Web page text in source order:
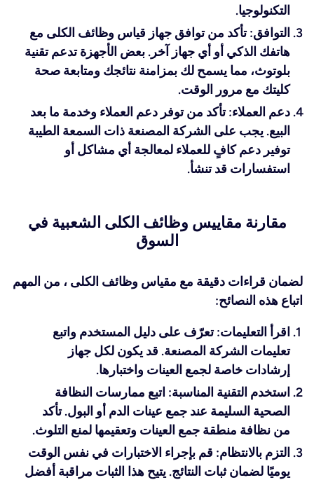
التكنولوجيا.
التوافق: تأكد من توافق جهاز قياس وظائف الكلى مع
هاتفك الذكي أو أي جهاز آخر. بعض الأجهزة تدعم تقنية
بلوتوث، مما يسمح لك بمزامنة نتائجك ومتابعة صحة
كليتك مع مرور الوقت.
دعم العملاء: تأكد من توفر دعم العملاء وخدمة ما بعد
البيع. يجب على الشركة المصنعة ذات السمعة الطيبة
توفير دعم كافٍ للعملاء لمعالجة أي مشاكل أو
استفسارات قد تنشأ.
مقارنة مقاييس وظائف الكلى الشعبية في
السوق
لضمان قراءات دقيقة مع مقياس وظائف الكلى ، من المهم
اتباع هذه النصائح:
اقرأ التعليمات: تعرّف على دليل المستخدم واتبع
تعليمات الشركة المصنعة. قد يكون لكل جهاز
إرشادات خاصة لجمع العينات واختبارها.
استخدم التقنية المناسبة: اتبع ممارسات النظافة
الصحية السليمة عند جمع عينات الدم أو البول. تأكد
من نظافة منطقة جمع العينات وتعقيمها لمنع التلوث.
التزم بالانتظام: قم بإجراء الاختبارات في نفس الوقت
يوميًا لضمان ثبات النتائج. يتيح هذا الثبات مراقبة أفضل